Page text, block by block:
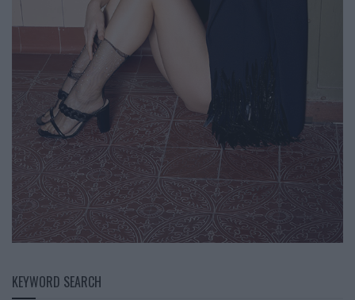
KEYWORD SEARCH